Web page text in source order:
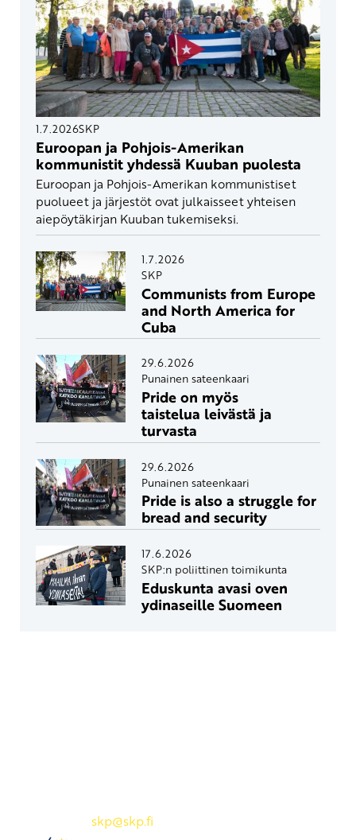
1.7.2026SKP
Euroopan ja Pohjois-Amerikan
kommunistit yhdessä Kuuban puolesta
Euroopan ja Pohjois-Amerikan kommunistiset
puolueet ja järjestöt ovat julkaisseet yhteisen
aiepöytäkirjan Kuuban tukemiseksi.
1.7.2026
SKP
Communists from Europe
and North America for
Cuba
29.6.2026
Punainen sateenkaari
Pride on myös
taistelua leivästä ja
turvasta
29.6.2026
Punainen sateenkaari
Pride is also a struggle for
bread and security
17.6.2026
SKP:n poliittinen toimikunta
Eduskunta avasi oven
ydinaseille Suomeen
skp@skp.fi